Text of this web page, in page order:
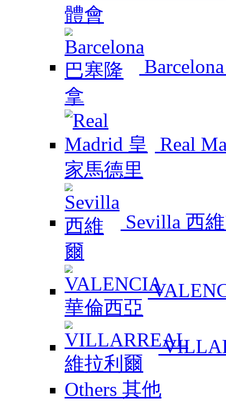
Real
Sevilla 西
Others 其他